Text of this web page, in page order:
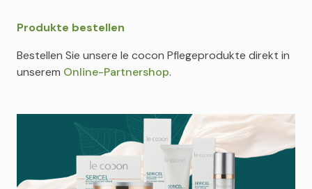
Produkte bestellen
Bestellen Sie unsere le cocon Pflegeprodukte direkt in
unserem Online-Partnershop.